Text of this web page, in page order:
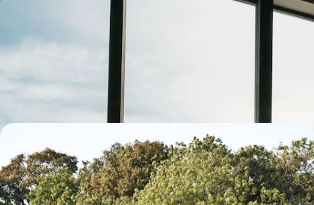
Au-delà du Cercle Polaire, un autre hiver - Laponie
norvégienne & Alpes de Lyngen
S’aventurer jusqu’au Cap Nord et décliner les plaisirs de l'hiver des
extrêmes : désert blanc, bol d’air et activités nordiques
9 jours, de 5200 à 6600 $ CA
De Stockholm à Bergen - Sans voiture, une
Scandinavie plus verte
Un voyage réalisable toute l'année pour une approche "verte" des
capitales européennes les plus en vogue